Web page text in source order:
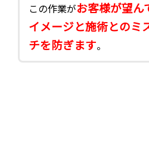
この作業がお客様が望ん
イメージと施術とのミ
チを防ぎます。